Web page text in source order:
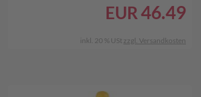
EUR46.49
inkl. 20 % USt zzgl. Versandkosten